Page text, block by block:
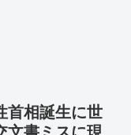
首相誕生に世